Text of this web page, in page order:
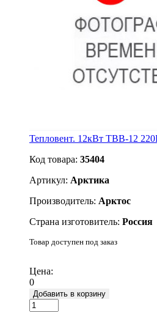
Тепловент. 12кВт ТВВ-12
Код товара: 35404
Артикул: Арктика
Производитель: Арктос
Страна изготовитель: Россия
Товар доступен под заказ
Цена:
0
Добавить в корзину